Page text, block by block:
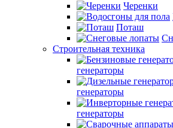
Черенки
Поташ
Строительная техника
генераторы
генераторы
генераторы